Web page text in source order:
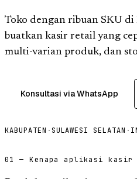
Toko dengan ribuan SKU
buatkan kasir retail yang
multi-varian produk, dan
Konsultasi via WhatsApp
KABUPATEN · SULAWESI SELATAN ·
01 — Kenapa aplikasi